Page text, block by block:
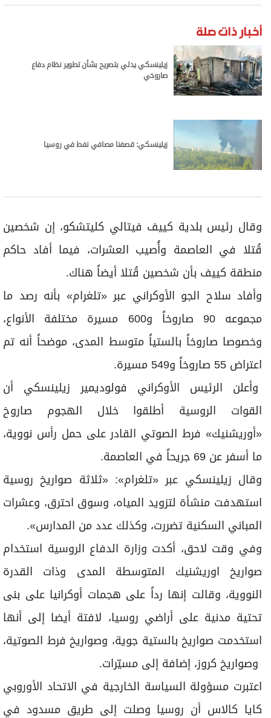
أخبار ذات صلة
زيلينسكي يدلي بتصريح بشأن تطوير نظام دفاع
صاروخي
زيلينسكي: قصفنا مصافي نفط في روسيا
وقال رئيس بلدية كييف فيتالي كليتشكو، إن شخصين
قُتلا في العاصمة وأُصيب العشرات، فيما أفاد حاكم
منطقة كييف بأن شخصين قُتلا أيضاً هناك.
وأفاد سلاح الجو الأوكراني عبر «تلغرام» بأنه رصد ما
مجموعه 90 صاروخاً و600 مسيرة مختلفة الأنواع،
وخصوصا صاروخاً بالستياً متوسط المدى، موضحاً أنه تم
اعتراض 55 صاروخاً و549 مسيرة.
وأعلن الرئيس الأوكراني فولوديمير زيلينسكي أن
القوات الروسية أطلقوا خلال الهجوم صاروخ
«أوريشنيك» فرط الصوتي القادر على حمل رأس نووية،
ما أسفر عن 69 جريحاً في العاصمة.
وقال زيلينسكي عبر «تلغرام»: «ثلاثة صواريخ روسية
استهدفت منشأة لتزويد المياه، وسوق احترق، وعشرات
المباني السكنية تضررت، وكذلك عدد من المدارس».
وفي وقت لاحق، أكدت وزارة الدفاع الروسية استخدام
صواريخ اوريشنيك المتوسطة المدى وذات القدرة
النووية، وقالت إنها رداً على هجمات أوكرانيا على بنى
تحتية مدنية على أراضي روسيا، لافتة أيضا إلى أنها
استخدمت صواريخ بالستية جوية، وصواريخ فرط الصوتية،
وصواريخ كروز، إضافة إلى مسيّرات.
اعتبرت مسؤولة السياسة الخارجية في الاتحاد الأوروبي
كايا كالاس أن روسيا وصلت إلى طريق مسدود في